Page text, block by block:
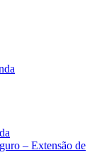
– Extensão de